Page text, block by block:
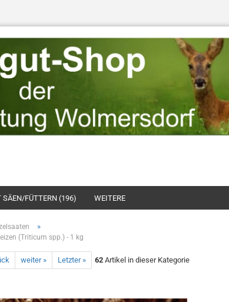
SÄEN/FÜTTERN (196) WEITERE
»
(Triticum spp.) - 1 kg
weiter » Letzter » 62 Artikel in dieser Kategorie